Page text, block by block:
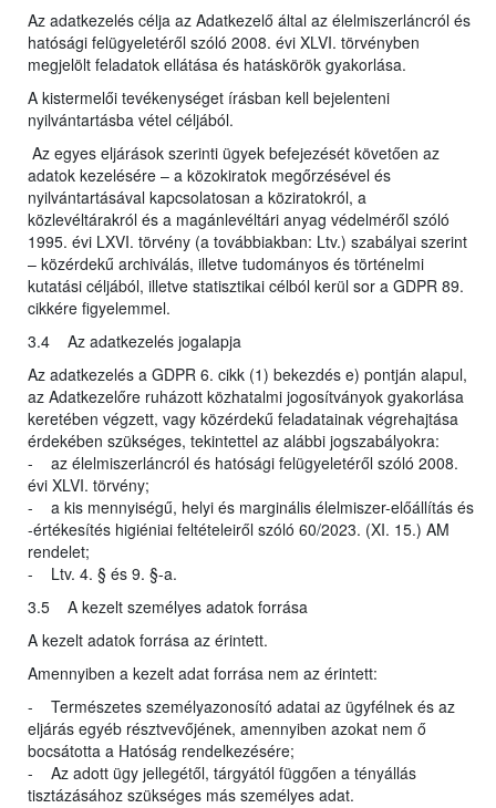
Az adatkezelés célja az Adatkezelő által az élelmiszerláncról és
hatósági felügyeletéről szóló 2008. évi XLVI. törvényben
megjelölt feladatok ellátása és hatáskörök gyakorlása.
A kistermelői tevékenységet írásban kell bejelenteni
nyilvántartásba vétel céljából.
Az egyes eljárások szerinti ügyek befejezését követően az
adatok kezelésére – a közokiratok megőrzésével és
nyilvántartásával kapcsolatosan a köziratokról, a
közlevéltárakról és a magánlevéltári anyag védelméről szóló
1995. évi LXVI. törvény (a továbbiakban: Ltv.) szabályai szerint
– közérdekű archiválás, illetve tudományos és történelmi
kutatási céljából, illetve statisztikai célból kerül sor a GDPR 89.
cikkére figyelemmel.
3.4 Az adatkezelés jogalapja
Az adatkezelés a GDPR 6. cikk (1) bekezdés e) pontján alapul,
az Adatkezelőre ruházott közhatalmi jogosítványok gyakorlása
keretében végzett, vagy közérdekű feladatainak végrehajtása
érdekében szükséges, tekintettel az alábbi jogszabályokra:
- az élelmiszerláncról és hatósági felügyeletéről szóló 2008.
évi XLVI. törvény;
- a kis mennyiségű, helyi és marginális élelmiszer-előállítás és
-értékesítés higiéniai feltételeiről szóló 60/2023. (XI. 15.) AM
rendelet;
- Ltv. 4. § és 9. §-a.
3.5 A kezelt személyes adatok forrása
A kezelt adatok forrása az érintett.
Amennyiben a kezelt adat forrása nem az érintett:
- Természetes személyazonosító adatai az ügyfélnek és az
eljárás egyéb résztvevőjének, amennyiben azokat nem ő
bocsátotta a Hatóság rendelkezésére;
- Az adott ügy jellegétől, tárgyától függően a tényállás
tisztázásához szükséges más személyes adat.